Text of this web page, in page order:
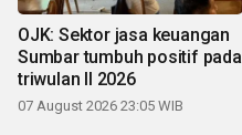
OJK: Sektor jasa keuangan
Sumbar tumbuh positif pada
triwulan II 2026
07 August 2026 23:05 WIB